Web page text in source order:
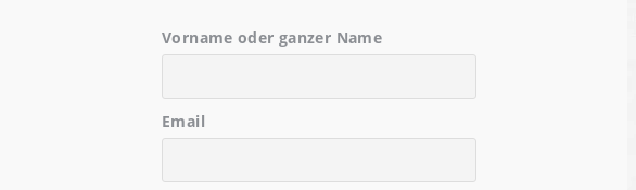
Vorname oder ganzer Name
Email